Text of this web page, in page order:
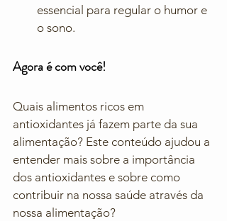
essencial para regular o humor e
o sono.
Agora é com você!
Quais alimentos ricos em
antioxidantes já fazem parte da sua
alimentação? Este conteúdo ajudou a
entender mais sobre a importância
dos antioxidantes e sobre como
contribuir na nossa saúde através da
nossa alimentação?